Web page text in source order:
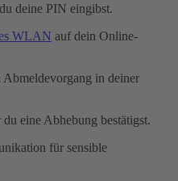
deine PIN eingibst.
WLAN auf dein Online-
in deiner
eine Abhebung bestätigst.
für sensible